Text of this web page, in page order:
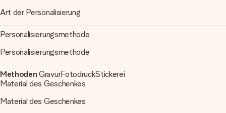
Art der Personalisierung
Personalisierungsmethode
Personalisierungsmethode
MethodenGravurFotodruckStickerei
Material des Geschenkes
Material des Geschenkes